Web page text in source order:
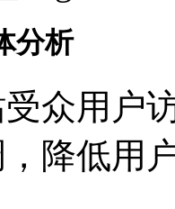
分析
众用户
降低用